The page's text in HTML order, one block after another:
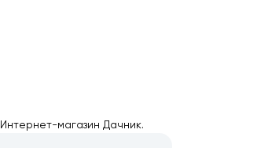
магазин Дачник.